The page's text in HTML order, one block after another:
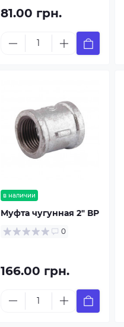
81.00 грн.
в наличии
Муфта чугунная 2" ВР
0
166.00 грн.